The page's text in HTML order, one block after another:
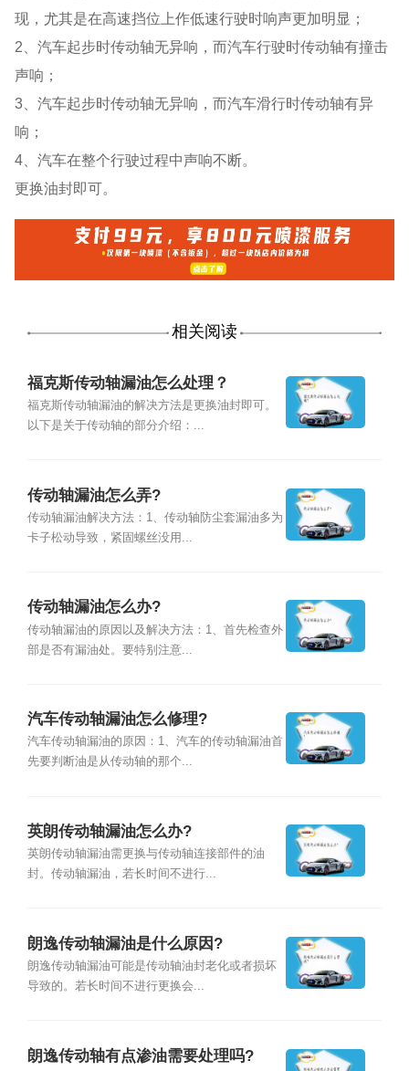
现，尤其是在高速挡位上作低速行驶时响声更加明显；
2、汽车起步时传动轴无异响，而汽车行驶时传动轴有撞击
声响；
3、汽车起步时传动轴无异响，而汽车滑行时传动轴有异
响；
4、汽车在整个行驶过程中声响不断。
更换油封即可。
相关阅读
福克斯传动轴漏油怎么处理？
福克斯传动轴漏油的解决方法是更换油封即可。
以下是关于传动轴的部分介绍：...
传动轴漏油怎么弄?
传动轴漏油解决方法：1、传动轴防尘套漏油多为
卡子松动导致，紧固螺丝没用...
传动轴漏油怎么办?
传动轴漏油的原因以及解决方法：1、首先检查外
部是否有漏油处。要特别注意...
汽车传动轴漏油怎么修理?
汽车传动轴漏油的原因：1、汽车的传动轴漏油首
先要判断油是从传动轴的那个...
英朗传动轴漏油怎么办?
英朗传动轴漏油需更换与传动轴连接部件的油
封。传动轴漏油，若长时间不进行...
朗逸传动轴漏油是什么原因?
朗逸传动轴漏油可能是传动轴油封老化或者损坏
导致的。若长时间不进行更换会...
朗逸传动轴有点渗油需要处理吗?